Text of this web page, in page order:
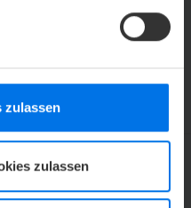
zulassen
zulassen
NEWSLETTER